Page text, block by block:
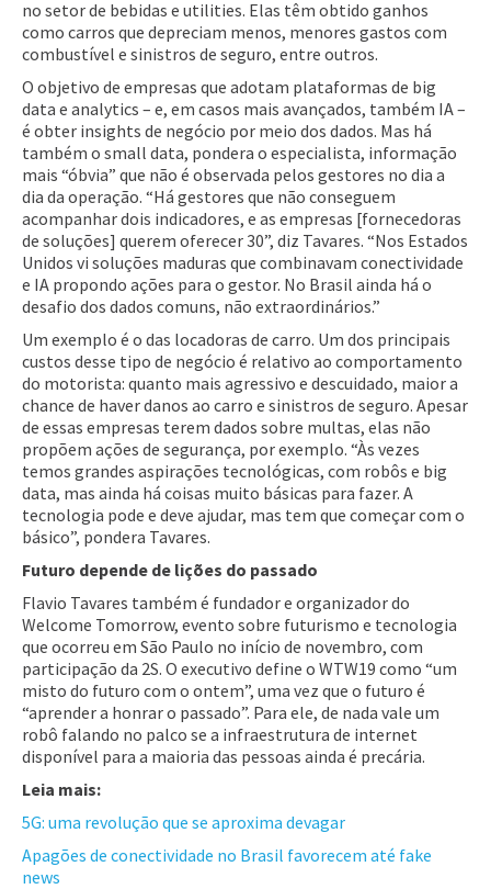
no setor de bebidas e utilities. Elas têm obtido ganhos
como carros que depreciam menos, menores gastos com
combustível e sinistros de seguro, entre outros.
O objetivo de empresas que adotam plataformas de big
data e analytics – e, em casos mais avançados, também IA –
é obter insights de negócio por meio dos dados. Mas há
também o small data, pondera o especialista, informação
mais “óbvia” que não é observada pelos gestores no dia a
dia da operação. “Há gestores que não conseguem
acompanhar dois indicadores, e as empresas [fornecedoras
de soluções] querem oferecer 30”, diz Tavares. “Nos Estados
Unidos vi soluções maduras que combinavam conectividade
e IA propondo ações para o gestor. No Brasil ainda há o
desafio dos dados comuns, não extraordinários.”
Um exemplo é o das locadoras de carro. Um dos principais
custos desse tipo de negócio é relativo ao comportamento
do motorista: quanto mais agressivo e descuidado, maior a
chance de haver danos ao carro e sinistros de seguro. Apesar
de essas empresas terem dados sobre multas, elas não
propõem ações de segurança, por exemplo. “Às vezes
temos grandes aspirações tecnológicas, com robôs e big
data, mas ainda há coisas muito básicas para fazer. A
tecnologia pode e deve ajudar, mas tem que começar com o
básico”, pondera Tavares.
Futuro depende de lições do passado
Flavio Tavares também é fundador e organizador do
Welcome Tomorrow, evento sobre futurismo e tecnologia
que ocorreu em São Paulo no início de novembro, com
participação da 2S. O executivo define o WTW19 como “um
misto do futuro com o ontem”, uma vez que o futuro é
“aprender a honrar o passado”. Para ele, de nada vale um
robô falando no palco se a infraestrutura de internet
disponível para a maioria das pessoas ainda é precária.
Leia mais:
5G: uma revolução que se aproxima devagar
Apagões de conectividade no Brasil favorecem até fake
news